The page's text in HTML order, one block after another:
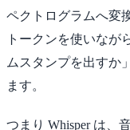
ペクトログラムへ変
トークンを使いなが
ムスタンプを出すか
ます。
つまり Whisper は、